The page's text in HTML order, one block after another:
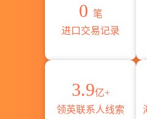
0 笔
进口交易记录
3.9亿+
领英联系人线索